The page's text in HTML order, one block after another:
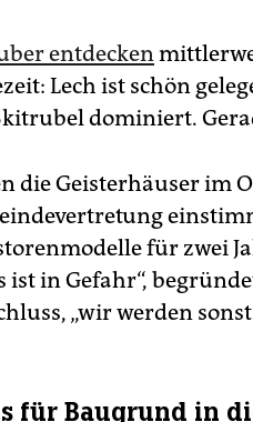
entdecken
Lech ist schön
dominiert.
die Geisterhäuser im
für zwei
ist in Gefahr“,
„wir werden
für Baugrund in